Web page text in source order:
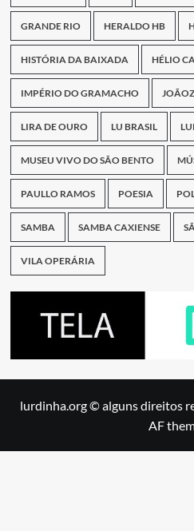
GRANDE RIO HERALDO HB
HISTÓRIA DA BAIXADA HÉLIO
IMPÉRIO DO GRAMACHO
LIRA DE OURO LU BRASIL
MUSEU VIVO DO SÃO BENTO
PAULLO RAMOS POESIA
SAMBA SAMBA CAXIENSE
VILA OPERÁRIA
lurdinha.org © alguns direitos
AF